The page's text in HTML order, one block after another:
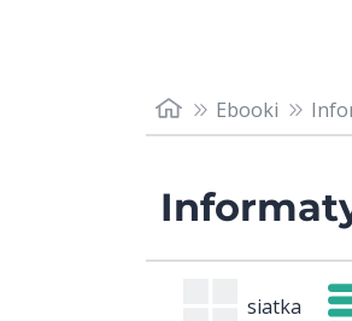
Ebooki
siatka